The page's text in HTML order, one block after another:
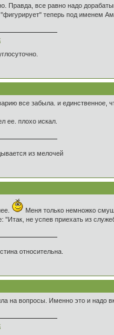
Правда, все равно надо
теперь под именем
все забыла. и единственное,
ее. плохо искал.
из мелочей
Меня только немножко
"Итак, не успев приехать из
относительна.
на вопросы. Именно это и надо